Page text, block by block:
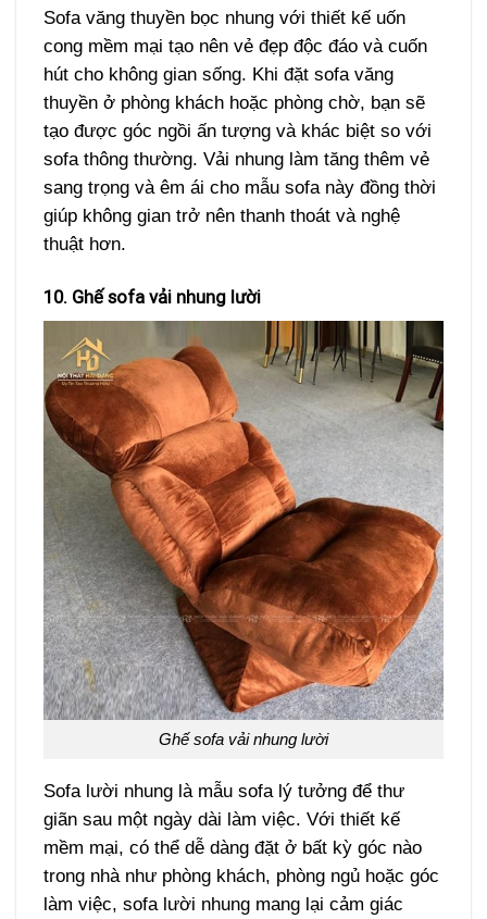
Sofa văng thuyền bọc nhung với thiết kế uốn
cong mềm mại tạo nên vẻ đẹp độc đáo và cuốn
hút cho không gian sống. Khi đặt sofa văng
thuyền ở phòng khách hoặc phòng chờ, bạn sẽ
tạo được góc ngồi ấn tượng và khác biệt so với
sofa thông thường. Vải nhung làm tăng thêm vẻ
sang trọng và êm ái cho mẫu sofa này đồng thời
giúp không gian trở nên thanh thoát và nghệ
thuật hơn.
10. Ghế sofa vải nhung lười
Ghế sofa vải nhung lười
Sofa lười nhung là mẫu sofa lý tưởng để thư
giãn sau một ngày dài làm việc. Với thiết kế
mềm mại, có thể dễ dàng đặt ở bất kỳ góc nào
trong nhà như phòng khách, phòng ngủ hoặc góc
làm việc, sofa lười nhung mang lại cảm giác